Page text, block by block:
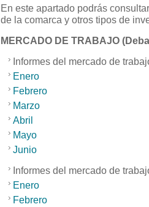
En este apartado podrás
de la comarca y otros tipos de
MERCADO DE TRABAJO
Informes del mercado de
Enero
Febrero
Marzo
Abril
Mayo
Junio
Informes del mercado de
Enero
Febrero